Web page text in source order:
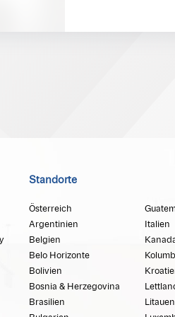
Standorte
Österreich
Argentinien
Belgien
Belo Horizonte
Bolivien
Bosnia & Herzegovina
Brasilien
Italien
Litauen